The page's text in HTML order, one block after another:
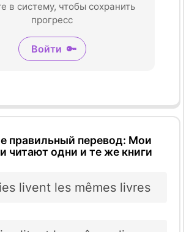
в систему, чтобы сохранить
прогресс
Войти 🔑
правильный перевод: Мои
читают одни и те же книги
livent les mêmes livres